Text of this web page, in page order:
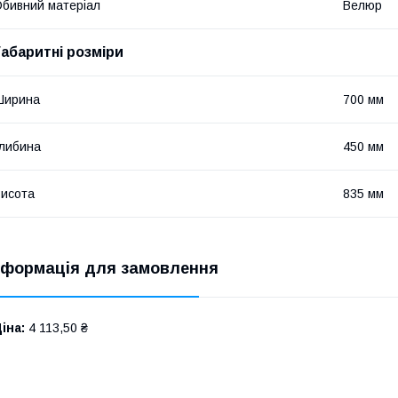
матеріал Велюр
розміри
700 мм
450 мм
835 мм
для замовлення
4 113,50 ₴